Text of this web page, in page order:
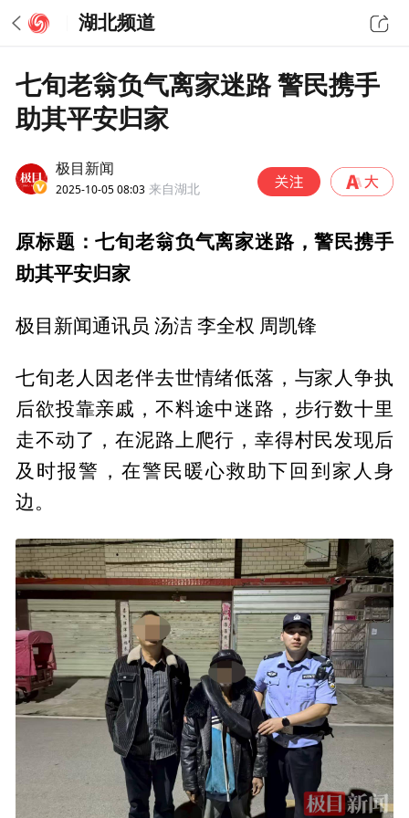
湖北频道
七旬老翁负气离家迷路 警民携手
助其平安归家
极目新闻
2025-10-05 08:03 来自湖北
原标题：七旬老翁负气离家迷路，警民携手
助其平安归家
极目新闻通讯员 汤洁 李全权 周凯锋
七旬老人因老伴去世情绪低落，与家人争执
后欲投靠亲戚，不料途中迷路，步行数十里
走不动了，在泥路上爬行，幸得村民发现后
及时报警，在警民暖心救助下回到家人身
边。